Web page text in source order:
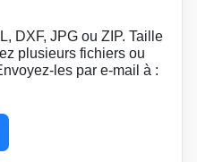
DXF, JPG ou ZIP. Taille
plusieurs fichiers ou
les par e-mail à :